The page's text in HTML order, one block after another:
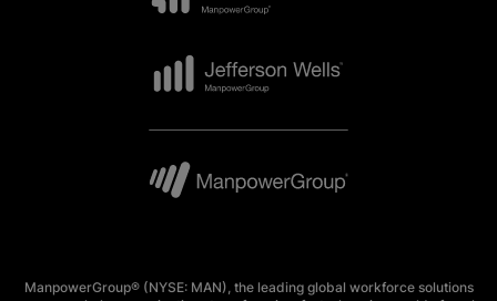
ManpowerGroup® (NYSE: MAN), the leading global workforce solutions